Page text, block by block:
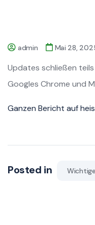
admin Mai 28,
Updates schließen
Googles Chrome und
Ganzen Bericht auf
Posted in